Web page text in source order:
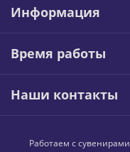
Информация
Время работы
Наши контакты
Работаем с